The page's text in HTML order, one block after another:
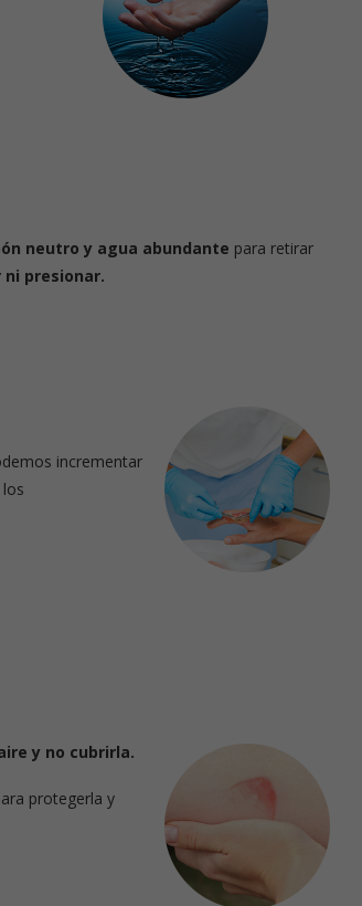
neutro y agua abundante para retirar
presionar.
incrementar
y no cubrirla.
protegerla y